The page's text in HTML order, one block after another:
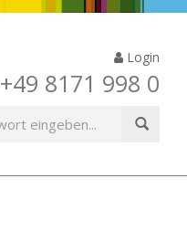
Login
+49 8171 998 0